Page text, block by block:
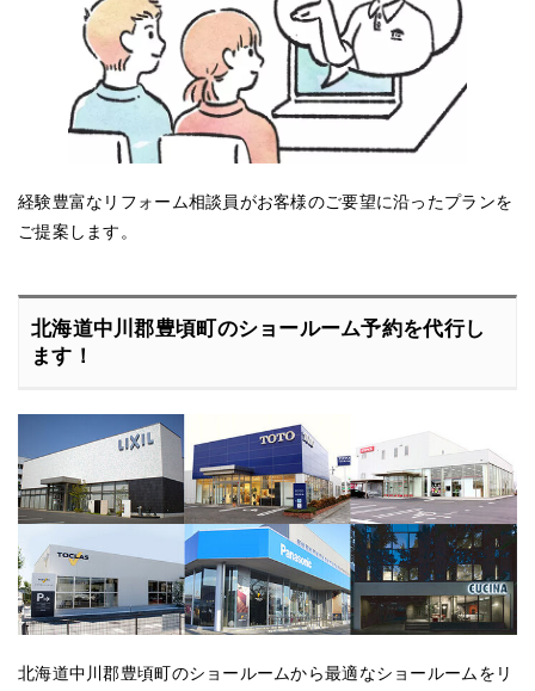
経験豊富なリフォーム相談員がお客様のご要望に沿ったプランを
ご提案します。
北海道中川郡豊頃町のショールーム予約を代行し
ます！
北海道中川郡豊頃町のショールームから最適なショールームをリ